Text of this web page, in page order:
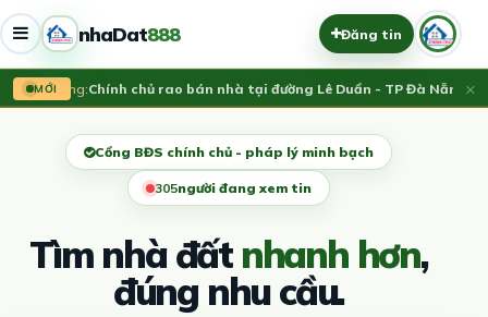
nhaDat888 Đăng tin
MỚI
Vừa đăng:Chính chủ rao bán nhà tại đường Lê Duẩn - TP Đà Nẵng; DT 1
×
Cổng BĐS chính chủ - pháp lý minh bạch
301người đang xem tin
Tìm nhà đấtnhanh hơn,
đúng nhu cầu.